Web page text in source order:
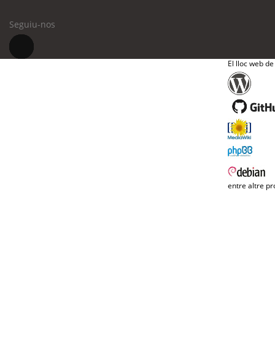
Seguiu-nos
El lloc web
entre altre